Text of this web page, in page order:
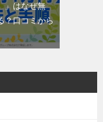
」はなぜ無
？口コミから